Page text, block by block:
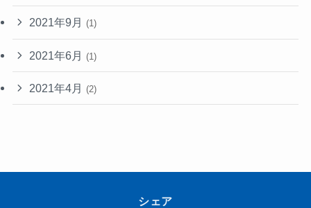
2021年9月 (1)
2021年6月 (1)
2021年4月 (2)
シェア